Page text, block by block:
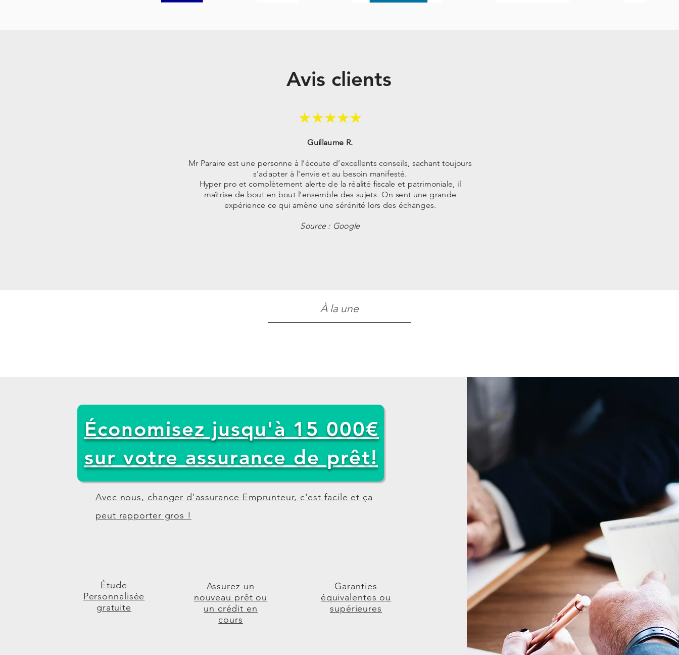
Avis clients
★★★★★
Guillaume R.
Mr Paraire est une personne à l’écoute d’excellents conseils, sachant toujours
s'adapter à l'envie et au besoin manifesté.
Hyper pro et complètement alerte de la réalité fiscale et patrimoniale, il
maîtrise de bout en bout l'ensemble des sujets. On sent une grande
expérience ce qui amène une sérénité lors des échanges.
Source : Google
À la une
Économisez jusqu'à 15 000€
sur votre assurance de prêt!
Avec nous, changer d'assurance Emprunteur, c'est facile et ça
peut rapporter gros !
Étude
Personnalisée
gratuite
Assurez un
nouveau prêt ou
un crédit en
cours
Garanties
équivalentes ou
supérieures